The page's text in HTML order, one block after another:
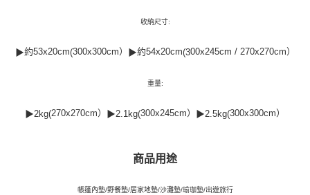
收納尺寸:
▶約53x20cm(300x300cm） ▶約54x20cm(300x245cm / 270x270cm）
重量:
▶2kg(270x270cm） ▶2.1kg(300x245cm） ▶2.5kg(300x300cm）
商品用途
帳篷內墊/野餐墊/居家地墊/沙灘墊/瑜珈墊/出遊旅行